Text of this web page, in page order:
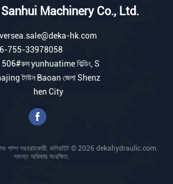
Machinery Co., Ltd.
hk.com
755-33978058
yunhuatime বিল্ডিং, S
টাউন Baoan জেলা Shenz
hen City
পাম্প সরবরাহকারী. কপিরাইট © 2026 dekahydraulic.com .
সমস্ত অধিকার সংরক্ষিত.